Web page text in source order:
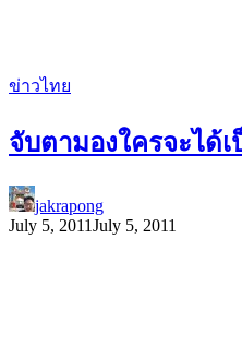
ข่าวไทย
จับตามองใครจะได้
jakrapong
July 5, 2011July 5, 2011